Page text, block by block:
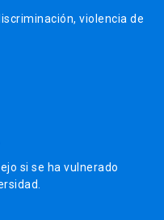
violencia de
si se ha vulnerado